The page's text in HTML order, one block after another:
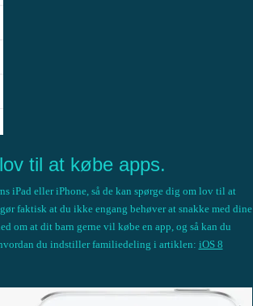
til at købe apps.
iPad eller iPhone, så de kan spørge dig om lov til at
faktisk at du ikke engang behøver at snakke med dine
om at dit barn gerne vil købe en app, og så kan du
du indstiller familiedeling i artiklen: iOS 8